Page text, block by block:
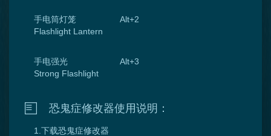
手电筒灯笼
Flashlight Lantern
Alt+2
手电强光
Strong Flashlight
Alt+3
恐鬼症修改器使用说明：
1.下载恐鬼症修改器